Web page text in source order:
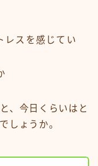
レスを感じてい
、今日くらいはと
しょうか。